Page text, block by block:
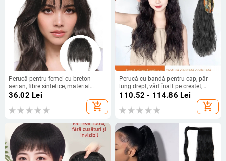
Perucă pentru femei cu breton
aerian, fibre sintetice, material
termorezistent, model KQLH
36.02 Lei
add_shopping_cart
Perucă cu bandă pentru cap, păr
lung drept, vârf înalt pe creștet,
capac dintr-o bucată care acoperă
jumătate de cap, breton reglabil
(drept sau înclinat), modele AT358
temperatură, aspect natural
110.52 - 114.86 Lei
add_shopping_cart